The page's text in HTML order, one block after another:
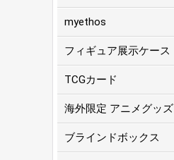
myethos
フィギュア展示ケース
TCGカード
海外限定 アニメグッズ
ブラインドボックス